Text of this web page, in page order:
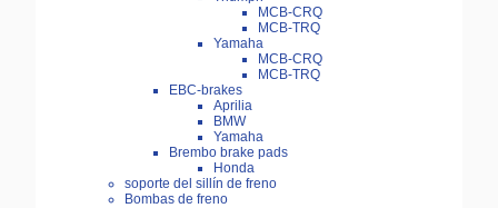
MCB-CRQ
MCB-TRQ
Yamaha
MCB-CRQ
MCB-TRQ
EBC-brakes
Aprilia
BMW
Yamaha
Brembo brake pads
Honda
soporte del sillín de freno
Bombas de freno